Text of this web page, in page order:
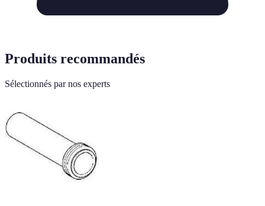
Produits recommandés
Sélectionnés par nos experts